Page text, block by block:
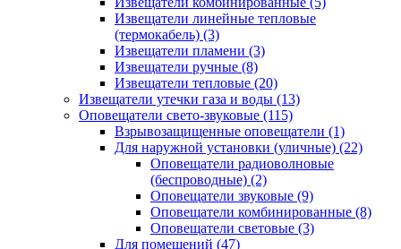
Извещатели линейные тепловые
(термокабель) (3)
Извещатели пламени (3)
Извещатели ручные (8)
Извещатели тепловые (20)
Извещатели утечки газа и воды (13)
Оповещатели свето-звуковые (115)
Взрывозащищенные оповещатели (1)
Для наружной установки (уличные) (22)
Оповещатели радиоволновые
(беспроводные) (2)
Оповещатели звуковые (9)
Оповещатели комбинированные (8)
Оповещатели световые (3)
Для помещений (47)